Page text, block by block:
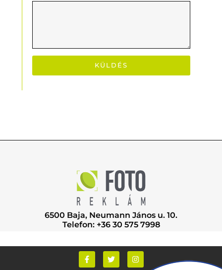
KÜLDÉS
6500 Baja, Neumann János u. 10.
Telefon: +36 30 575 7998
F
a
T
w
I
n